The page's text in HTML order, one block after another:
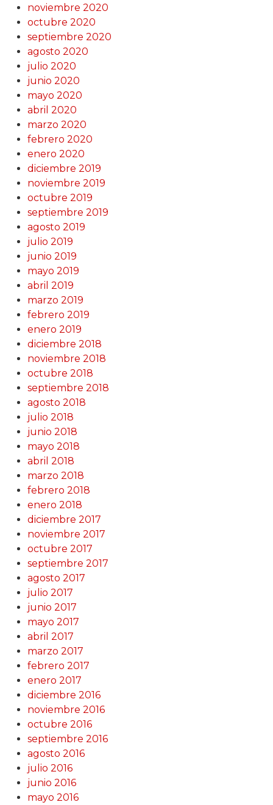
noviembre 2020
octubre 2020
septiembre 2020
agosto 2020
julio 2020
junio 2020
mayo 2020
abril 2020
marzo 2020
febrero 2020
enero 2020
diciembre 2019
noviembre 2019
octubre 2019
septiembre 2019
agosto 2019
julio 2019
junio 2019
mayo 2019
abril 2019
marzo 2019
febrero 2019
enero 2019
diciembre 2018
noviembre 2018
octubre 2018
septiembre 2018
agosto 2018
julio 2018
junio 2018
mayo 2018
abril 2018
marzo 2018
febrero 2018
enero 2018
diciembre 2017
noviembre 2017
octubre 2017
septiembre 2017
agosto 2017
julio 2017
junio 2017
mayo 2017
abril 2017
marzo 2017
febrero 2017
enero 2017
diciembre 2016
noviembre 2016
octubre 2016
septiembre 2016
agosto 2016
julio 2016
junio 2016
mayo 2016